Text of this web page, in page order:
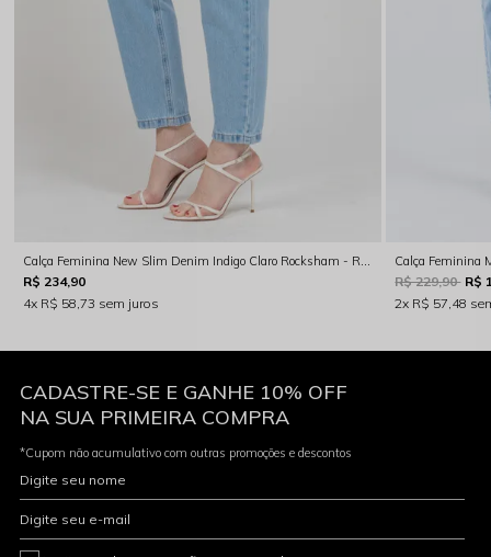
Calça Feminina New Slim Denim Indigo Claro Rocksham - RS00123
R$ 234,90
4x R$ 58,73 sem juros
R$ 229,90 R$
2x R$ 57,48
CADASTRE-SE E GANHE 10% OFF
NA SUA PRIMEIRA COMPRA
*Cupom não acumulativo com outras promoções e descontos
Digite seu nome
Digite seu e-mail